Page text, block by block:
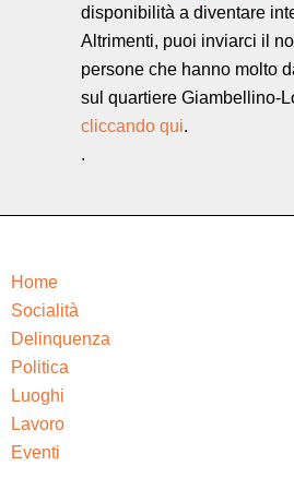
disponibilità a diventare
Altrimenti, puoi inviarci il
persone che hanno molto
sul quartiere Giambellino-
cliccando qui.
.
Home
Socialità
Delinquenza
Politica
Luoghi
Lavoro
Eventi